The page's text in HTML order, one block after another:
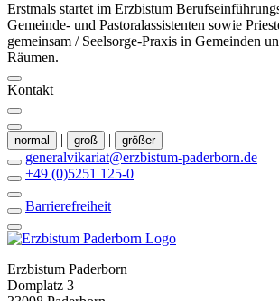
Erstmals startet im Erzbistum
Gemeinde- und Pastoralassistenten sowie
gemeinsam / Seelsorge-Praxis in Gemeinden
Räumen.
Kontakt
normal | groß | größer
generalvikariat@erzbistum-paderborn.de
+49 (0)5251 125-0
Barrierefreiheit
Erzbistum Paderborn
Domplatz 3